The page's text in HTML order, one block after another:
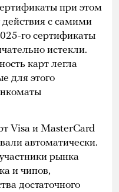
при этом
действия с самими
го сертификаты
истекли.
карт легла
для этого
Visa и MasterCard
автоматически.
рынка
и чипов,
достаточного